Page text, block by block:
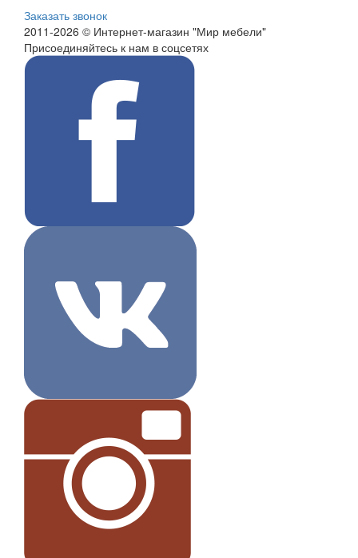
Заказать звонок
2011-2026 © Интернет-магазин "Мир мебели"
Присоединяйтесь к нам в соцсетях